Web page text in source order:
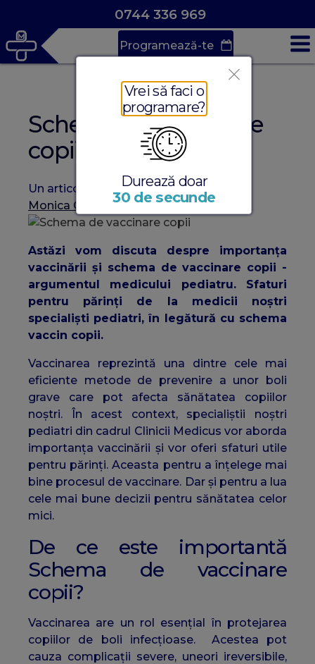
0744 336 969
Programează-te
Vrei să faci o
programare?
Durează doar
30 de secunde
Schema de vaccinare
copii
Un articol medical scris deDr. Pintican
Monica Cornelia, înVaccinare
Astăzi vom discuta despre importanța
vaccinării și schema de vaccinare copii -
argumentul medicului pediatru. Sfaturi
pentru părinți de la medicii noștri
specialiști pediatri, în legătură cu schema
vaccin copii.
Vaccinarea reprezintă una dintre cele mai
eficiente metode de prevenire a unor boli
grave care pot afecta sănătatea copiilor
noștri. În acest context, specialiștii noștri
pediatri din cadrul Clinicii Medicus vor aborda
importanța vaccinării și vor oferi sfaturi utile
pentru părinți. Aceasta pentru a înțelege mai
bine procesul de vaccinare. Dar și pentru a lua
cele mai bune decizii pentru sănătatea celor
mici.
De ce este importantă
Schema de vaccinare
copii?
Vaccinarea are un rol esențial în protejarea
copiilor de boli infecțioase. Acestea pot
cauza complicații severe, uneori ireversibile,